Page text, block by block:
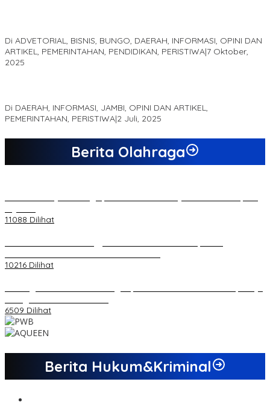
Di ADVETORIAL, BISNIS, BUNGO, DAERAH, INFORMASI, OPINI DAN
ARTIKEL, PEMERINTAHAN, PENDIDIKAN, PERISTIWA|7 Oktober,
2025
Di DAERAH, INFORMASI, JAMBI, OPINI DAN ARTIKEL,
PEMERINTAHAN, PERISTIWA|2 Juli, 2025
Berita Olahraga
11088 Dilihat
10216 Dilihat
6509 Dilihat
Berita Hukum&Kriminal